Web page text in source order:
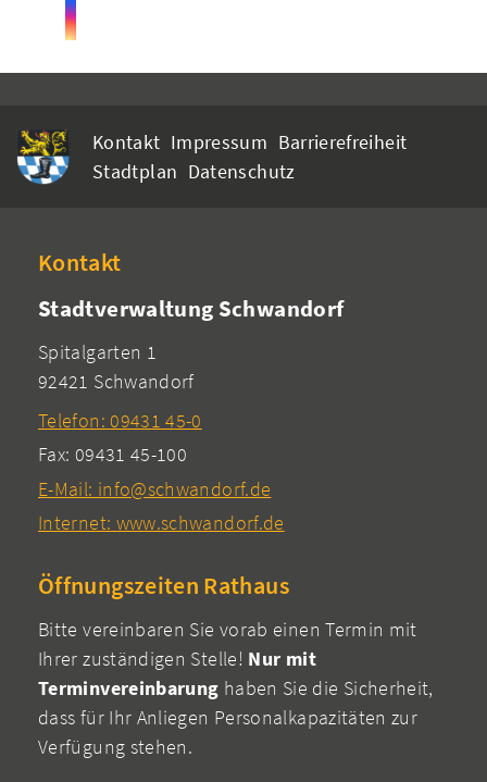
Kontakt Impressum Barrierefreiheit
Stadtplan Datenschutz
Kontakt
Stadtverwaltung Schwandorf
Spitalgarten 1
92421 Schwandorf
Telefon: 09431 45-0
Fax: 09431 45-100
E-Mail: info@schwandorf.de
Internet: www.schwandorf.de
Öffnungszeiten Rathaus
Bitte vereinbaren Sie vorab einen Termin mit
Ihrer zuständigen Stelle! Nur mit
Terminvereinbarung haben Sie die Sicherheit,
dass für Ihr Anliegen Personalkapazitäten zur
Verfügung stehen.